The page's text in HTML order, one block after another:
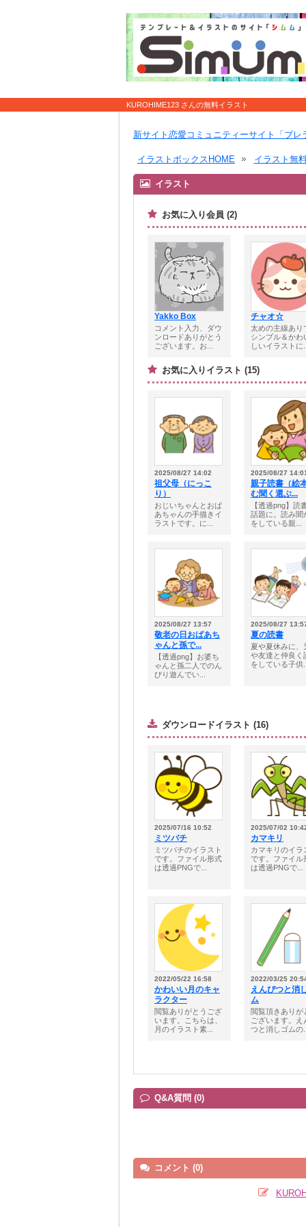
KUROHIME123 さんの無料イラスト
新サイト恋愛コミュニティーサイト「ブレ
イラストボックスHOME イラスト無
イラスト
お気に入り会員 (2)
Yakko Box
コメント入力、ダウ
ンロードありがとう
ございます。お...
チャオ☆
太めの主線あり
シンプル＆かわ
しいイラストに
お気に入りイラスト (15)
2025/08/27 14:02
祖父母（にっこ
り）
おじいちゃんとおば
あちゃんの手描きイ
ラストです。に...
2025/08/27
親子読書（絵
む聞く選ぶ...
【透過png】読
話題に。読み聞
をしている親...
2025/08/27 13:57
敬老の日おばあち
ゃんと孫で...
【透過png】お婆ち
ゃんと孫二人でのん
びり遊んでい...
2025/08/27
夏の読書
夏や夏休みに、
や友達と仲良く
をしている子供
ダウンロードイラスト (16)
2025/07/16 10:52
ミツバチ
ミツバチのイラスト
です。ファイル形式
は透過PNGで...
2025/07/02
カマキリ
カマキリのイラ
です。ファイル
は透過PNGで...
2022/05/22 16:58
かわいい月のキャ
ラクター
閲覧ありがとうござ
います。こちらは、
月のイラスト素...
2022/03/25
えんぴつと消
ム
閲覧頂きありが
ございます。え
つと消しゴムの
Q&A質問 (0)
コメント (0)